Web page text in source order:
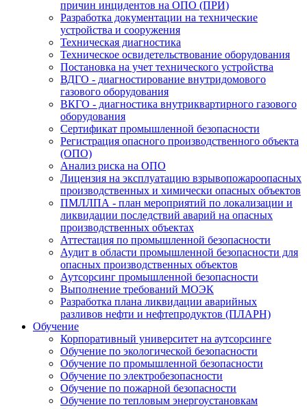
причин инцидентов на ОПО (ПРИ)
Разработка документации на технические
устройства и сооружения
Техническая диагностика
Техническое освидетельствование оборудования
Постановка на учет технического устройства
ВДГО - диагностирование внутридомового
газового оборудования
ВКГО - диагностика внутриквартирного газового
оборудования
Сертификат промышленной безопасности
Регистрация опасного производственного объекта
(ОПО)
Анализ риска на ОПО
Лицензия на эксплуатацию взрывопожароопасных
производственных и химически опасных объектов
ПМЛЛПА - план мероприятий по локализации и
ликвидации последствий аварий на опасных
производственных объектах
Аттестация по промышленной безопасности
Аудит в области промышленной безопасности для
опасных производственных объектов
Аутсорсинг промышленной безопасности
Выполнение требований МОЭК
Разработка плана ликвидации аварийных
разливов нефти и нефтепродуктов (ПЛАРН)
Обучение
Корпоративный университет на аутсорсинге
Обучение по экологической безопасности
Обучение по промышленной безопасности
Обучение по электробезопасности
Обучение по пожарной безопасности
Обучение по тепловым энергоустановкам